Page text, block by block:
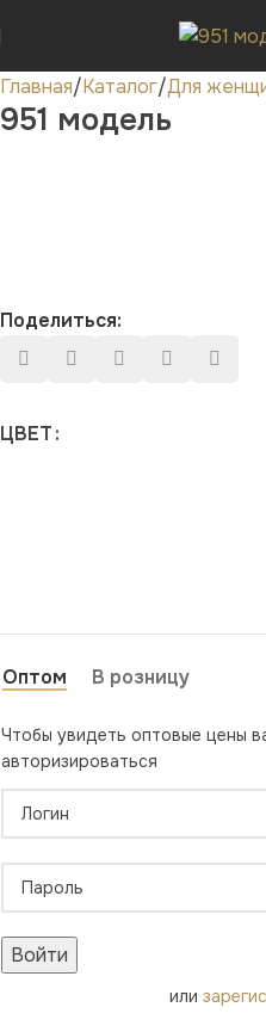
Главная Каталог Для
951 модель
Поделиться:
ЦВЕТ
Оптом В розницу
Чтобы увидеть оптовые цены
авторизироваться
Войти
или